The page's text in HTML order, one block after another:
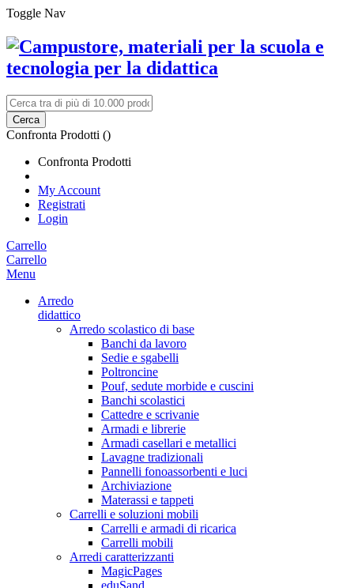
Toggle Nav
Cerca
Confronta Prodotti ()
Confronta Prodotti
My Account
Registrati
Login
Carrello
Carrello
Menu
Arredo
didattico
Arredo scolastico di base
Banchi da lavoro
Sedie e sgabelli
Poltroncine
Pouf, sedute morbide e cuscini
Banchi scolastici
Cattedre e scrivanie
Armadi e librerie
Armadi casellari e metallici
Lavagne tradizionali
Pannelli fonoassorbenti e luci
Archiviazione
Materassi e tappeti
Carrelli e soluzioni mobili
Carrelli e armadi di ricarica
Carrelli mobili
Arredi caratterizzanti
MagicPages
eduSand